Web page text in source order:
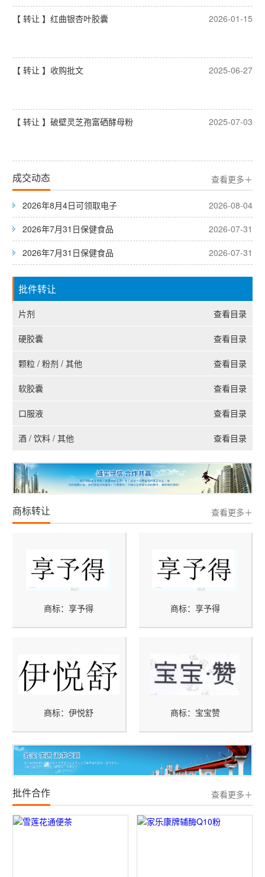
【 转让 】红曲银杏叶胶囊 2026-01-15
【 转让 】收购批文 2025-06-27
【 转让 】破壁灵芝孢富硒酵母粉 2025-07-03
成交动态 查看更多＋
2026年8月4日可领取电子
2026-08-04
2026年7月31日保健食品
2026-07-31
2026年7月31日保健食品
2026-07-31
批件转让
片剂 查看目录
硬胶囊 查看目录
颗粒 / 粉剂 / 其他 查看目录
软胶囊 查看目录
口服液 查看目录
酒 / 饮料 / 其他 查看目录
商标转让 查看更多＋
商标：享予得 商标：享予得
商标：伊悦舒 商标：宝宝赞
批件合作 查看更多＋